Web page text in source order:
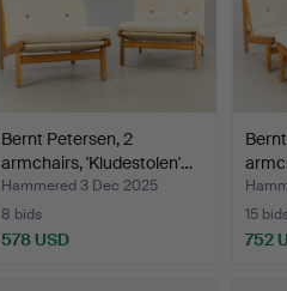
Bernt Petersen, 2
armchairs, 'Kludestolen'…
Hammered 3 Dec 2025
8 bids
578 USD
15
752